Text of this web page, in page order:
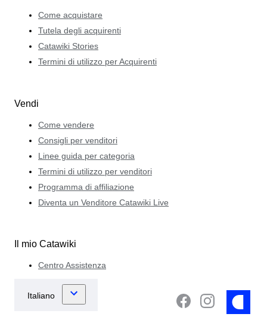
Come acquistare
Tutela degli acquirenti
Catawiki Stories
Termini di utilizzo per Acquirenti
Vendi
Come vendere
Consigli per venditori
Linee guida per categoria
Termini di utilizzo per venditori
Programma di affiliazione
Diventa un Venditore Catawiki Live
Il mio Catawiki
Centro Assistenza